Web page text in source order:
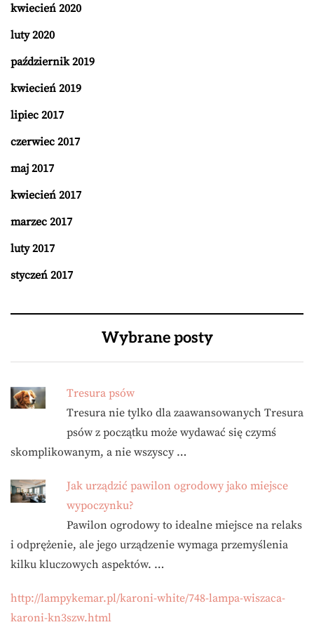
kwiecień 2020
luty 2020
październik 2019
kwiecień 2019
lipiec 2017
czerwiec 2017
maj 2017
kwiecień 2017
marzec 2017
luty 2017
styczeń 2017
Wybrane posty
Tresura psów
Tresura nie tylko dla zaawansowanych Tresura
psów z początku może wydawać się czymś
skomplikowanym, a nie wszyscy …
Jak urządzić pawilon ogrodowy jako miejsce
wypoczynku?
Pawilon ogrodowy to idealne miejsce na relaks
i odprężenie, ale jego urządzenie wymaga przemyślenia
kilku kluczowych aspektów. …
http://lampykemar.pl/karoni-white/748-lampa-wiszaca-
karoni-kn3szw.html